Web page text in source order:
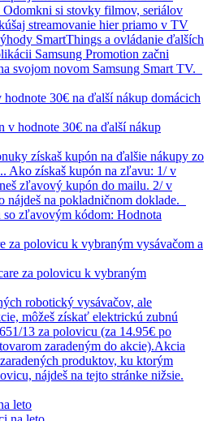
si stovky filmov, seriálov
streamovanie hier priamo v TV
SmartThings a ovládanie ďalších
Samsung Promotion začni
svojom novom Samsung Smart TV.
30€ na ďalší nákup domácich
získaš kupón na ďalšie nákupy zo
Ako získaš kupón na zľavu: 1/ v
zľavový kupón do mailu. 2/ v
nájdeš na pokladničnom doklade.
zľavovým kódom: Hodnota
za polovicu k vybraným vysávačom a
robotický vysávačov, ale
môžeš získať elektrickú zubnú
13 za polovicu (za 14.95€ po
zaradeným do akcie).Akcia
produktov, ku ktorým
nájdeš na tejto stránke nižsie.
leto